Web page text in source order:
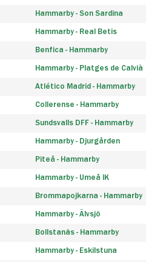
Hammarby - Son Sardina
Hammarby - Real Betis
Benfica - Hammarby
Hammarby - Platges de Calvià
Atlético Madrid - Hammarby
Collerense - Hammarby
Sundsvalls DFF - Hammarby
Hammarby - Djurgården
Piteå - Hammarby
Hammarby - Umeå IK
Brommapojkarna - Hammarby
Hammarby - Älvsjö
Bollstanäs - Hammarby
Hammarby - Eskilstuna